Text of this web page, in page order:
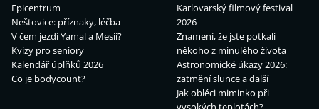
Epicentrum
Neštovice: příznaky, léčba
V čem jezdí Yamal a Mesii?
Kvízy pro seniory
Kalendář úplňků 2026
Co je bodycount?
Karlovarský filmový festival
2026
Znamení, že jste potkali
někoho z minulého života
Astronomické úkazy 2026:
zatmění slunce a další
Jak obléci miminko při